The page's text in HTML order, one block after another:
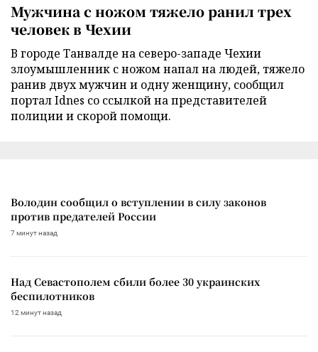
Мужчина с ножом тяжело ранил трех
человек в Чехии
В городе Танвалде на северо-западе Чехии
злоумышленник с ножом напал на людей, тяжело
ранив двух мужчин и одну женщину, сообщил
портал Idnes со ссылкой на представителей
полиции и скорой помощи.
Володин сообщил о вступлении в силу законов
против предателей России
7 минут назад
Над Севастополем сбили более 30 украинских
беспилотников
12 минут назад